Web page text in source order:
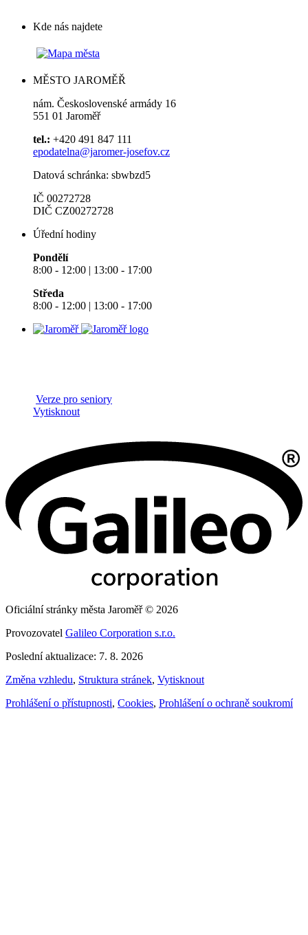
Kde nás najdete
MĚSTO JAROMĚŘ
nám. Československé armády 16
551 01 Jaroměř
tel.: +420 491 847 111
epodatelna@jaromer-josefov.cz
Datová schránka: sbwbzd5
IČ 00272728
DIČ CZ00272728
Úřední hodiny
Pondělí
8:00 - 12:00 | 13:00 - 17:00
Středa
8:00 - 12:00 | 13:00 - 17:00
Verze pro seniory
Vytisknout
Oficiální stránky města Jaroměř © 2026
Provozovatel Galileo Corporation s.r.o.
Poslední aktualizace: 7. 8. 2026
Změna vzhledu, Struktura stránek, Vytisknout
Prohlášení o přístupnosti, Cookies, Prohlášení o ochraně soukromí